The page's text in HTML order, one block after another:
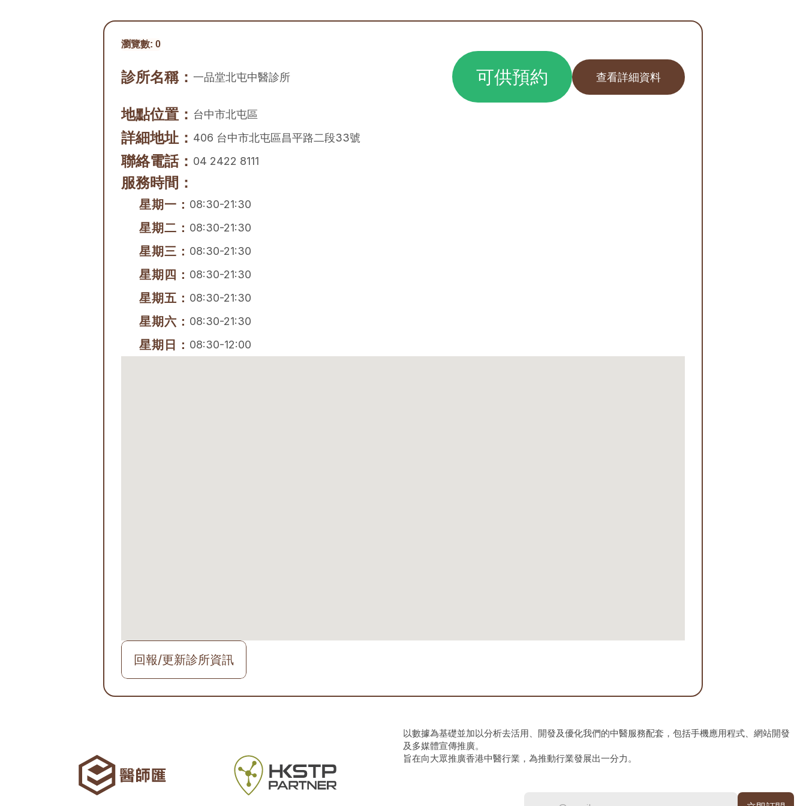
瀏覽數: 0
診所名稱： 一品堂北屯中醫診所 可供預約 查看詳細資料
地點位置： 台中市北屯區
詳細地址： 406 台中市北屯區昌平路二段33號
聯絡電話： 04 2422 8111
服務時間：
星期一： 08:30-21:30
星期二： 08:30-21:30
星期三： 08:30-21:30
星期四： 08:30-21:30
星期五： 08:30-21:30
星期六： 08:30-21:30
星期日： 08:30-12:00
回報/更新診所資訊
以數據為基礎並加以分析去活用、開發及優化我們的中醫服務配套，包括手機應用程式、網站開發
及多媒體宣傳推廣。
旨在向大眾推廣香港中醫行業，為推動行業發展出一分力。